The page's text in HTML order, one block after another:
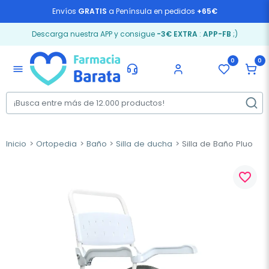
Envíos GRATIS a Península en pedidos +65€
Descarga nuestra APP y consigue -3€ EXTRA: APP-FB ;)
menu
0 0
Inicio Ortopedia Baño Silla de ducha Silla de Baño Pluo
favorite_border